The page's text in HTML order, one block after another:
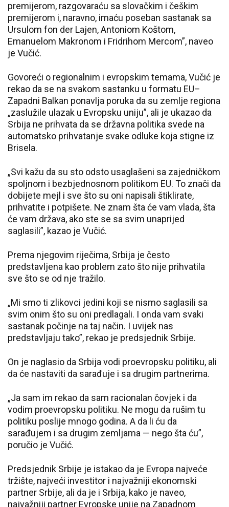
premijerom, razgovaraću sa slovačkim i češkim
premijerom i, naravno, imaću poseban sastanak sa
Ursulom fon der Lajen, Antoniom Koštom,
Emanuelom Makronom i Fridrihom Mercom”, naveo
je Vučić.
Govoreći o regionalnim i evropskim temama, Vučić je
rekao da se na svakom sastanku u formatu EU–
Zapadni Balkan ponavlja poruka da su zemlje regiona
„zaslužile ulazak u Evropsku uniju”, ali je ukazao da
Srbija ne prihvata da se državna politika svede na
automatsko prihvatanje svake odluke koja stigne iz
Brisela.
„Svi kažu da su sto odsto usaglašeni sa zajedničkom
spoljnom i bezbjednosnom politikom EU. To znači da
dobijete mejl i sve što su oni napisali štiklirate,
prihvatite i potpišete. Ne znam šta će vam vlada, šta
će vam država, ako ste se sa svim unaprijed
saglasili”, kazao je Vučić.
Prema njegovim riječima, Srbija je često
predstavljena kao problem zato što nije prihvatila
sve što se od nje tražilo.
„Mi smo ti zlikovci jedini koji se nismo saglasili sa
svim onim što su oni predlagali. I onda vam svaki
sastanak počinje na taj način. I uvijek nas
predstavljaju tako”, rekao je predsjednik Srbije.
On je naglasio da Srbija vodi proevropsku politiku, ali
da će nastaviti da sarađuje i sa drugim partnerima.
„Ja sam im rekao da sam racionalan čovjek i da
vodim proevropsku politiku. Ne mogu da rušim tu
politiku poslije mnogo godina. A da li ću da
sarađujem i sa drugim zemljama — nego šta ću”,
poručio je Vučić.
Predsjednik Srbije je istakao da je Evropa najveće
tržište, najveći investitor i najvažniji ekonomski
partner Srbije, ali da je i Srbija, kako je naveo,
najvažniji partner Evropske unije na Zapadnom